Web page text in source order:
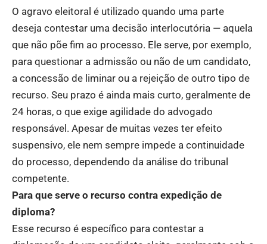
O agravo eleitoral é utilizado quando uma parte
deseja contestar uma decisão interlocutória — aquela
que não põe fim ao processo. Ele serve, por exemplo,
para questionar a admissão ou não de um candidato,
a concessão de liminar ou a rejeição de outro tipo de
recurso. Seu prazo é ainda mais curto, geralmente de
24 horas, o que exige agilidade do advogado
responsável. Apesar de muitas vezes ter efeito
suspensivo, ele nem sempre impede a continuidade
do processo, dependendo da análise do tribunal
competente.
Para que serve o recurso contra expedição de
diploma?
Esse recurso é específico para contestar a